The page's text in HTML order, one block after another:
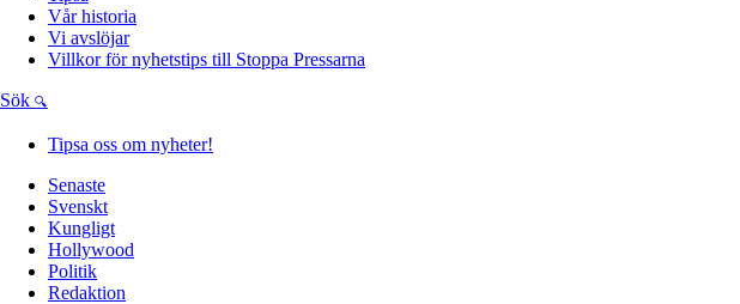
Vår historia
Vi avslöjar
Villkor för nyhetstips till Stoppa Pressarna
Sök
Tipsa oss om nyheter!
Senaste
Svenskt
Kungligt
Hollywood
Politik
Redaktion